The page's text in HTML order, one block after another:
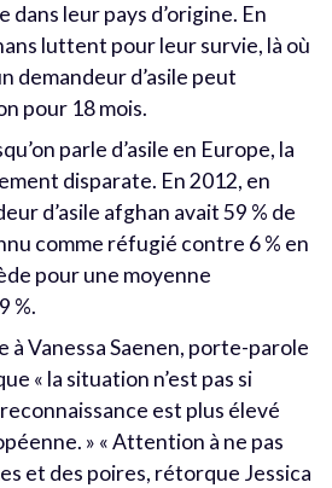
leur pays d’origine. En
luttent pour leur survie, là où
demandeur d’asile peut
pour 18 mois.
parle d’asile en Europe, la
disparate. En 2012, en
d’asile afghan avait 59 % de
comme réfugié contre 6 % en
pour une moyenne
%.
Vanessa Saenen, porte-parole
« la situation n’est pas si
est plus élevé
» « Attention à ne pas
et des poires, rétorque Jessica